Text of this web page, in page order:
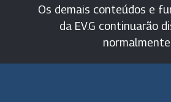
Os demais conteúdos e
da EV.G continuarão
normalmente.